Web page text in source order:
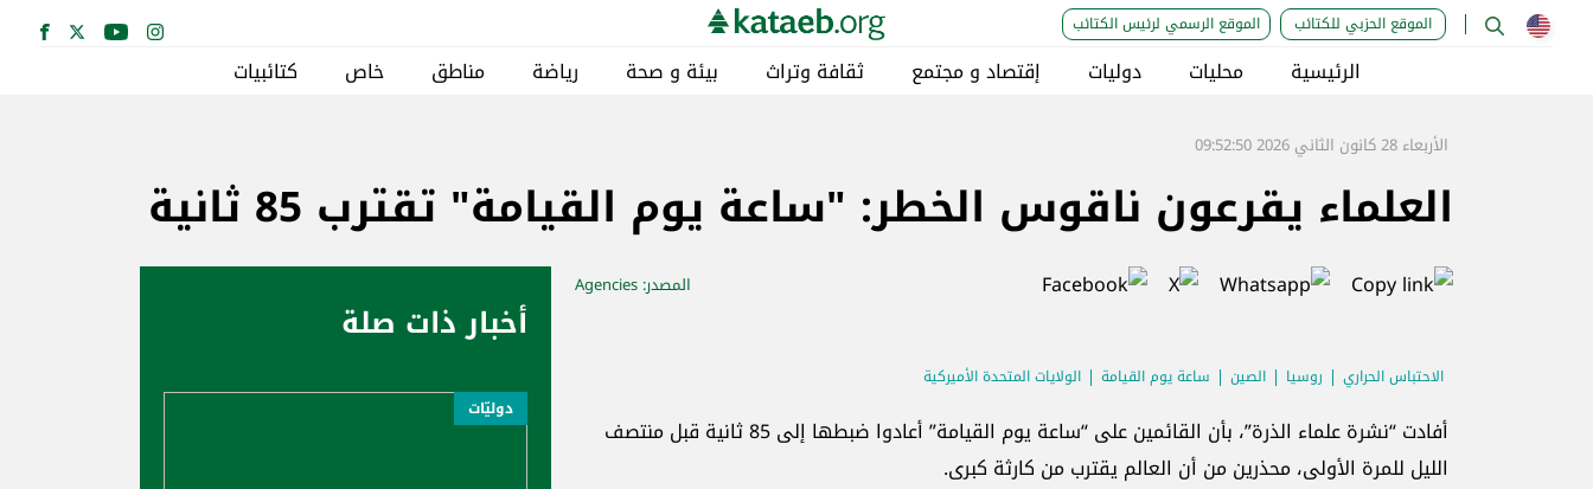
الموقع الحزبي للكتائب الموقع الرسمي لرئيس الكتائب
الرئيسية محليات دوليات إقتصاد و مجتمع ثقافة وتراث بيئة و صحة رياضة مناطق خاص كتائبيات
الأربعاء 28 كانون الثاني 2026 09:52:50
العلماء يقرعون ناقوس الخطر: "ساعة يوم القيامة" تقترب 85 ثانية
المصدر: Agencies
الاحتباس الحراري روسيا الصين ساعة يوم القيامة الولايات المتحدة الأميركية
أفادت “نشرة علماء الذرة”، بأن القائمين على “ساعة يوم القيامة” أعادوا ضبطها إلى 85 ثانية قبل منتصف
الليل للمرة الأولى، محذرين من أن العالم يقترب من كارثة كبرى.
أخبار ذات صلة
دوليّات